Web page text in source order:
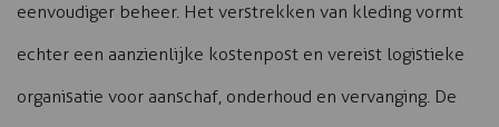
eenvoudiger beheer. Het verstrekken van kleding vormt
echter een aanzienlijke kostenpost en vereist logistieke
organisatie voor aanschaf, onderhoud en vervanging. De